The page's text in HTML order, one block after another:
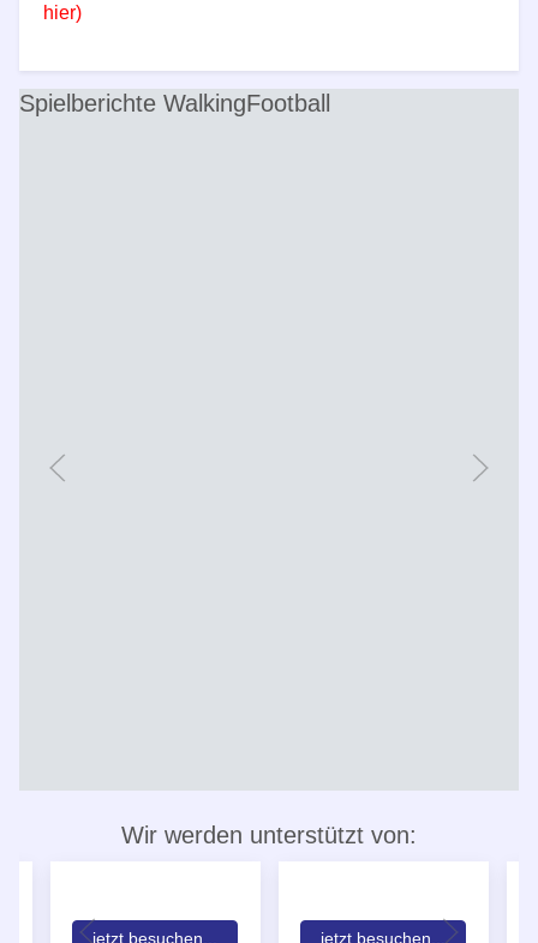
hier)
Spielberichte WalkingFootball
Wir werden unterstützt von:
jetzt besuchen... jetzt besuchen...